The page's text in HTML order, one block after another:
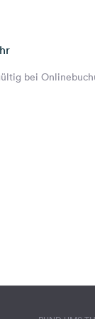
bei